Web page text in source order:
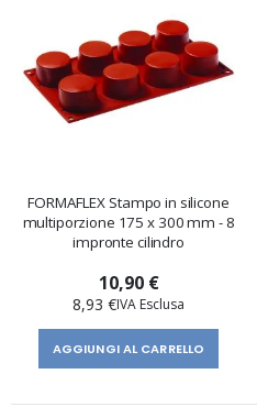
FORMAFLEX Stampo in silicone
multiporzione 175 x 300 mm - 8
impronte cilindro
10,90 €
8,93 €
AGGIUNGI AL CARRELLO